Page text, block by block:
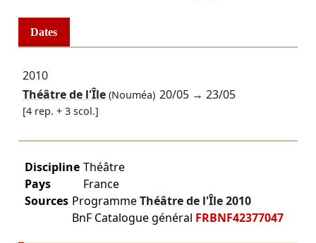
Dates
2010
Théâtre de l'Île(Nouméa) 20/05 →23/05
[4 rep. + 3 scol.]
Discipline Théâtre
Pays
France
Sources ProgrammeThéâtre de l'Île2010
BnF Catalogue général FRBNF42377047